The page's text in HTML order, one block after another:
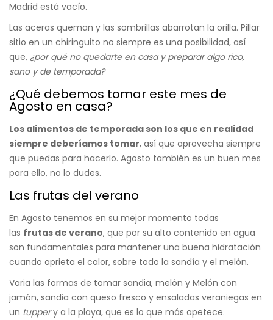
Madrid está vacío.
Las aceras queman y las sombrillas abarrotan la orilla. Pillar
sitio en un chiringuito no siempre es una posibilidad, así
que, ¿por qué no quedarte en casa y preparar algo rico,
sano y de temporada?
¿Qué debemos tomar este mes de
Agosto en casa?
Los alimentos de temporada son los que en realidad
siempre deberíamos tomar, así que aprovecha siempre
que puedas para hacerlo. Agosto también es un buen mes
para ello, no lo dudes.
Las frutas del verano
En Agosto tenemos en su mejor momento todas
las frutas de verano, que por su alto contenido en agua
son fundamentales para mantener una buena hidratación
cuando aprieta el calor, sobre todo la sandía y el melón.
Varia las formas de tomar sandia, melón y Melón con
jamón, sandia con queso fresco y ensaladas veraniegas en
un tupper y a la playa, que es lo que más apetece.